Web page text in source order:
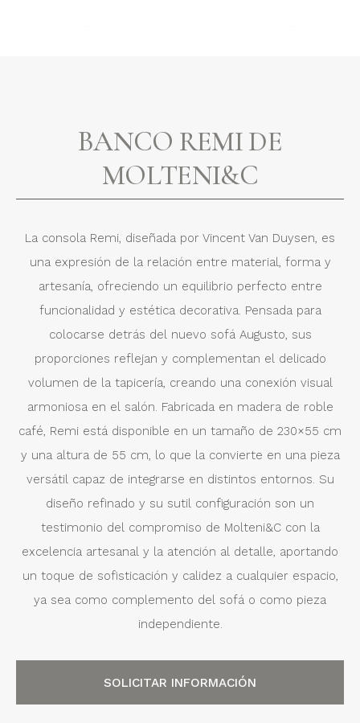
BANCO REMI DE
MOLTENI&C
La consola Remi, diseñada por Vincent Van Duysen, es
una expresión de la relación entre material, forma y
artesanía, ofreciendo un equilibrio perfecto entre
funcionalidad y estética decorativa. Pensada para
colocarse detrás del nuevo sofá Augusto, sus
proporciones reflejan y complementan el delicado
volumen de la tapicería, creando una conexión visual
armoniosa en el salón. Fabricada en madera de roble
café, Remi está disponible en un tamaño de 230×55 cm
y una altura de 55 cm, lo que la convierte en una pieza
versátil capaz de integrarse en distintos entornos. Su
diseño refinado y su sutil configuración son un
testimonio del compromiso de Molteni&C con la
excelencia artesanal y la atención al detalle, aportando
un toque de sofisticación y calidez a cualquier espacio,
ya sea como complemento del sofá o como pieza
independiente.
SOLICITAR INFORMACIÓN